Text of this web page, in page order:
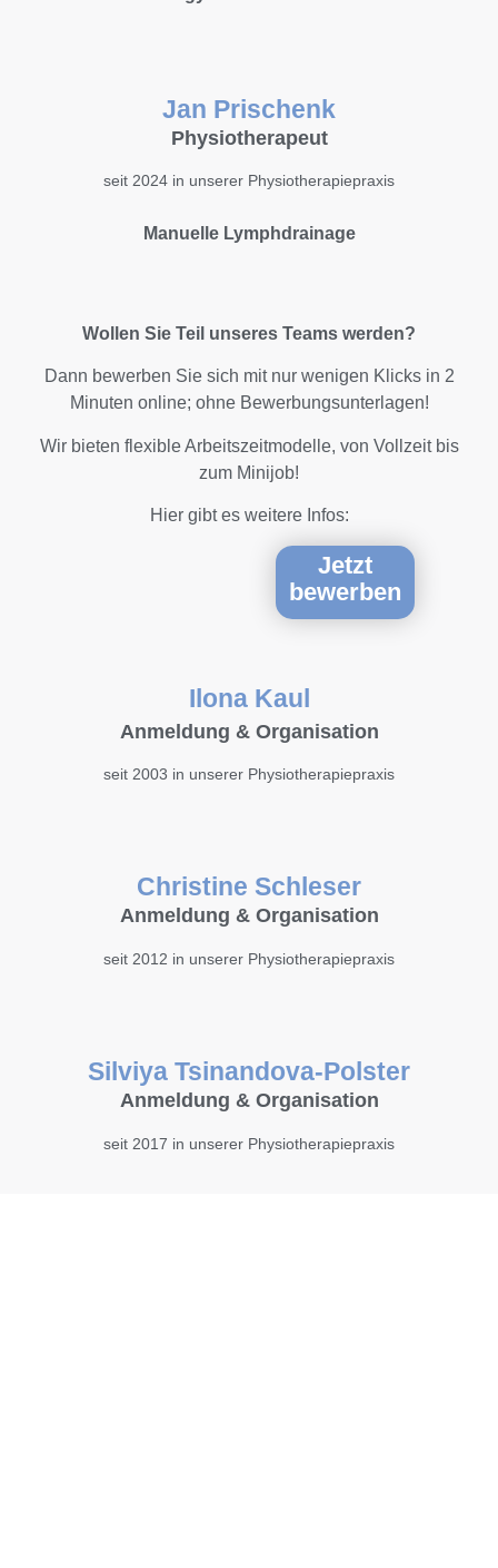
Jan Prischenk
Physiotherapeut
seit 2024 in unserer Physiotherapiepraxis
Manuelle Lymphdrainage
Wollen Sie Teil unseres Teams werden?
Dann bewerben Sie sich mit nur wenigen Klicks in 2
Minuten online; ohne Bewerbungsunterlagen!
Wir bieten flexible Arbeitszeitmodelle, von Vollzeit bis
zum Minijob!
Hier gibt es weitere Infos:
Jetzt
bewerben
Ilona Kaul
Anmeldung & Organisation
seit 2003 in unserer Physiotherapiepraxis
Christine Schleser
Anmeldung & Organisation
seit 2012 in unserer Physiotherapiepraxis
Silviya Tsinandova-Polster
Anmeldung & Organisation
seit 2017 in unserer Physiotherapiepraxis